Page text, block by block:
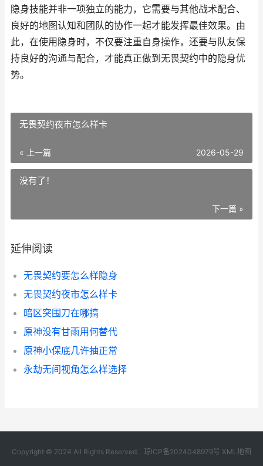
隐身技能并非一项独立的能力，它需要与其他战术配合、
良好的地图认知和团队的协作一起才能发挥最佳效果。由
此，在使用隐身时，不仅要注重自身操作，还要与队友保
持良好的沟通与配合，才能真正做到无畏契约中的隐身优
势。
无畏契约夜市怎么样卡
« 上一篇 2026-05-29
没有了！
下一篇 »
延伸阅读
无畏契约要怎么样隐身
无畏契约夜市怎么样卡
暗区突围刀在哪搞
原神没有甘雨用何替代
原神小保底几许抽正常
永劫无间视角怎么样选择
Copyright © 2024 All Rights Reserved. 琼ICP备2024048979号 XML地图